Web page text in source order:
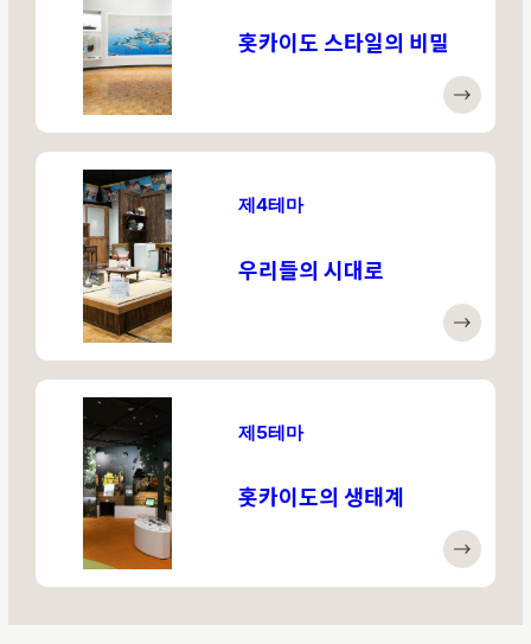
홋카이도 스타일의 비밀
제4테마
우리들의 시대로
제5테마
홋카이도의 생태계